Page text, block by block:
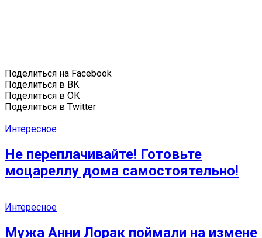
Поделиться на Facebook
Поделиться в ВК
Поделиться в ОК
Поделиться в Twitter
Интересное
Не переплачивайте! Готовьте
моцареллу дома самостоятельно!
Интересное
Мужа Анни Лорак поймали на измене